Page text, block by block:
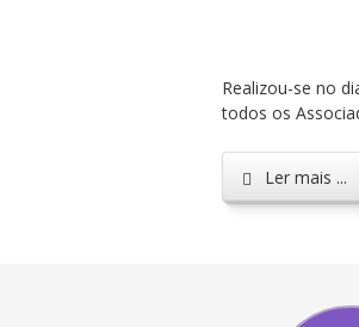
Realizou-se no
todos os
Ler mais ...